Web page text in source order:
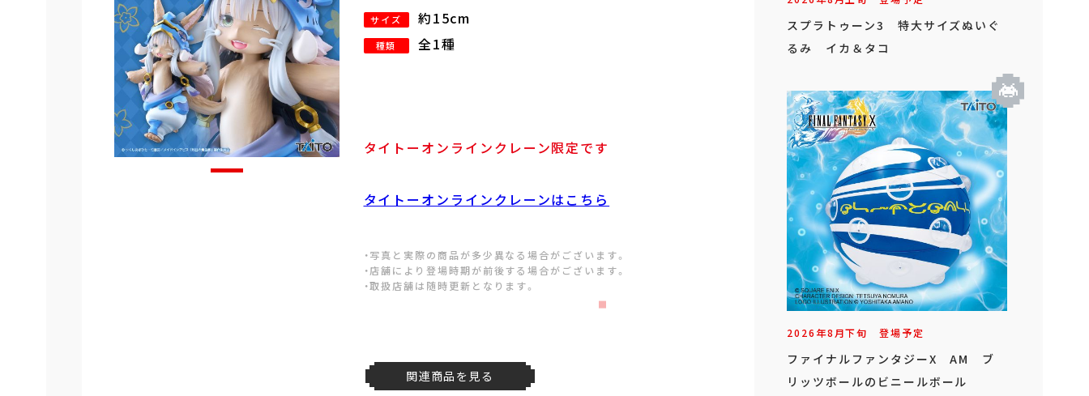
サイズ 約15cm
種類 全1種
タイトーオンラインクレーン限定です
タイトーオンラインクレーンはこちら
・写真と実際の商品が多少異なる場合がございます。
・店舗により登場時期が前後する場合がございます。
・取扱店舗は随時更新となります。
関連商品を見る
スプラトゥーン3 特大サイズぬいぐ
るみ イカ＆タコ
2026年8月下旬 登場予定
ファイナルファンタジーX AM ブ
リッツボールのビニールボール